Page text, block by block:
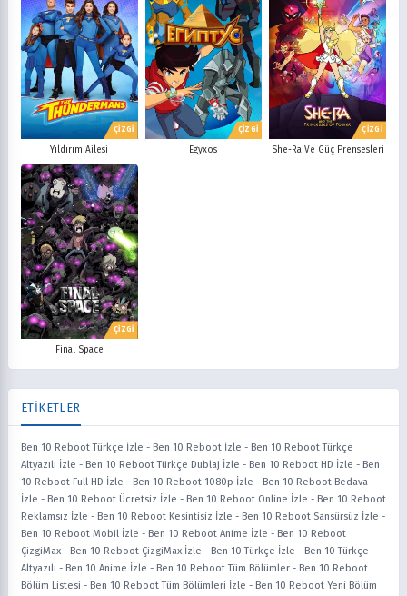
ÇİZGİ
Yıldırım Ailesi
ÇİZGİ
Egyxos
ÇİZGİ
She-Ra Ve Güç Prensesleri
ÇİZGİ
Final Space
ETİKETLER
Ben 10 Reboot Türkçe İzle - Ben 10 Reboot İzle - Ben 10 Reboot Türkçe
Altyazılı İzle - Ben 10 Reboot Türkçe Dublaj İzle - Ben 10 Reboot HD İzle - Ben
10 Reboot Full HD İzle - Ben 10 Reboot 1080p İzle - Ben 10 Reboot Bedava
İzle - Ben 10 Reboot Ücretsiz İzle - Ben 10 Reboot Online İzle - Ben 10 Reboot
Reklamsız İzle - Ben 10 Reboot Kesintisiz İzle - Ben 10 Reboot Sansürsüz İzle -
Ben 10 Reboot Mobil İzle - Ben 10 Reboot Anime İzle - Ben 10 Reboot
ÇizgiMax - Ben 10 Reboot ÇizgiMax İzle - Ben 10 Türkçe İzle - Ben 10 Türkçe
Altyazılı - Ben 10 Anime İzle - Ben 10 Reboot Tüm Bölümler - Ben 10 Reboot
Bölüm Listesi - Ben 10 Reboot Tüm Bölümleri İzle - Ben 10 Reboot Yeni Bölüm